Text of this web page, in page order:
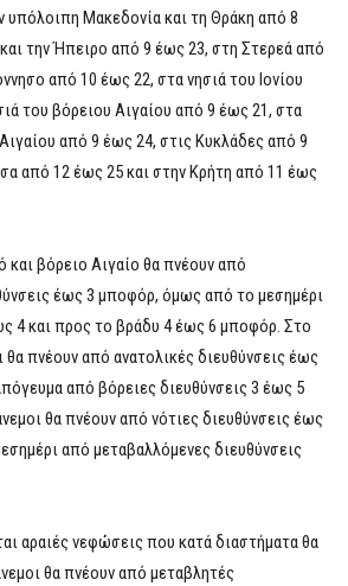
υπόλοιπη Μακεδονία και τη Θράκη από 8
την Ήπειρο από 9 έως 23, στη Στερεά από
από 10 έως 22, στα νησιά του Ιονίου
του βόρειου Αιγαίου από 9 έως 21, στα
από 9 έως 24, στις Κυκλάδες από 9
από 12 έως 25 και στην Κρήτη από 11 έως
και βόρειο Αιγαίο θα πνέουν από
έως 3 μποφόρ, όμως από το μεσημέρι
4 και προς το βράδυ 4 έως 6 μποφόρ. Στο
θα πνέουν από ανατολικές διευθύνσεις έως
από βόρειες διευθύνσεις 3 έως 5
θα πνέουν από νότιες διευθύνσεις έως
από μεταβαλλόμενες διευθύνσεις
αραιές νεφώσεις που κατά διαστήματα θα
θα πνέουν από μεταβλητές